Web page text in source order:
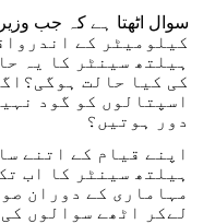
کیلومیٹر کے
ہیلتھ سینٹر کا یہ
کی کیا حالت
اسپتالوں کو گود
دور ہوتیں؟
اپنے قیام کے اتنے
ہیلتھ سینٹر کا اب
مہاماری کے دوران
لےکر اٹھے سوالوں